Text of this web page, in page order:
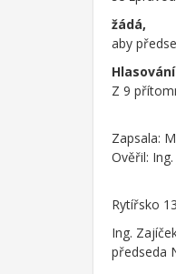
žádá,
aby
Z 9
Zapsala:
Ověřil:
Rytířsko
Ing.
předseda